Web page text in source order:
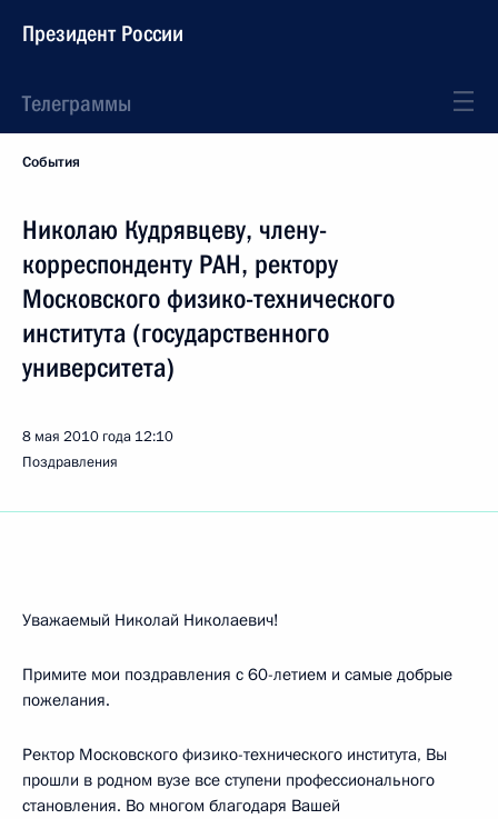
Президент России
Телеграммы
События
Николаю Кудрявцеву, члену-
корреспонденту РАН, ректору
Московского физико-технического
института (государственного
университета)
8 мая 2010 года 12:10
Поздравления
Уважаемый Николай Николаевич!
Примите мои поздравления с 60-летием и самые добрые
пожелания.
Ректор Московского физико-технического института, Вы
прошли в родном вузе все ступени профессионального
становления. Во многом благодаря Вашей